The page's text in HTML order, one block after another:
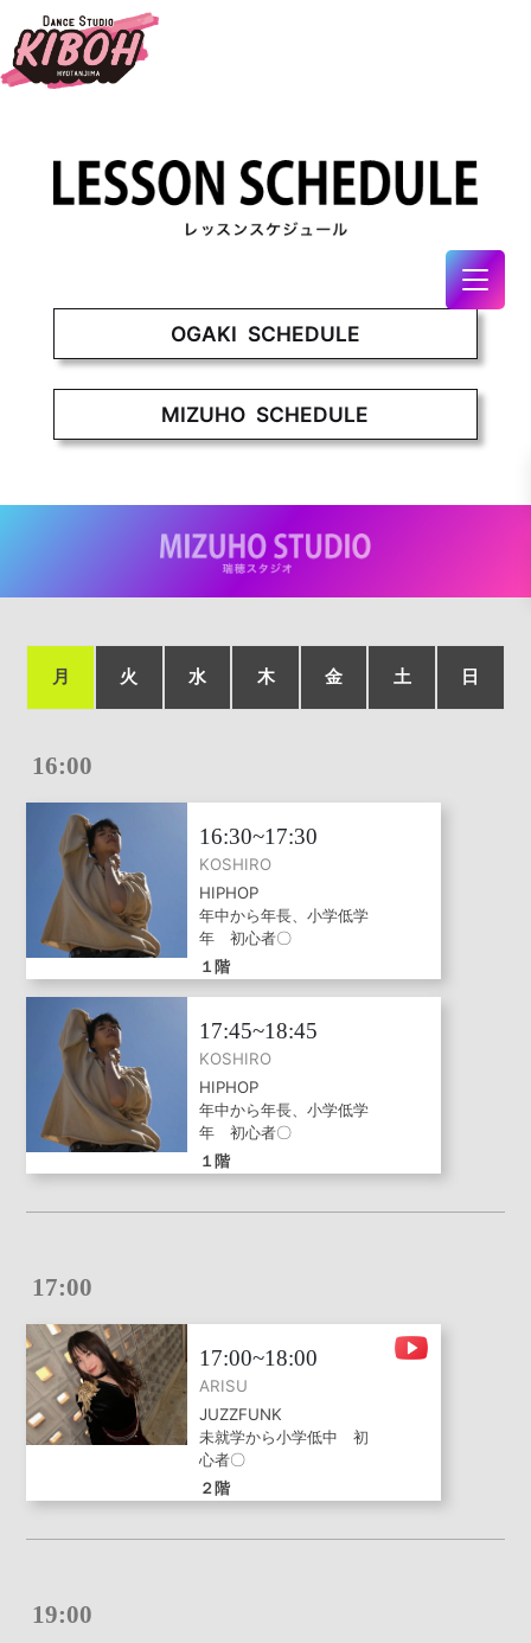
OGAKI SCHEDULE
MIZUHO SCHEDULE
月 火 水 木 金 土 日
16:00
16:30~17:30
KOSHIRO
HIPHOP
年中から年長、小学低学
年 初心者〇
１階
17:45~18:45
KOSHIRO
HIPHOP
年中から年長、小学低学
年 初心者〇
１階
17:00
17:00~18:00
ARISU
JUZZFUNK
未就学から小学低中 初
心者〇
２階
19:00